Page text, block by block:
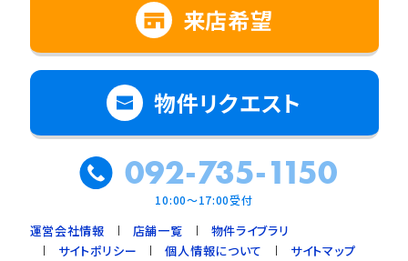
来店希望
物件リクエスト
092-735-1150
10:00～17:00受付
運営会社情報 店舗一覧
物件ライブラリ
サイトポリシー
個人情報について サイトマップ